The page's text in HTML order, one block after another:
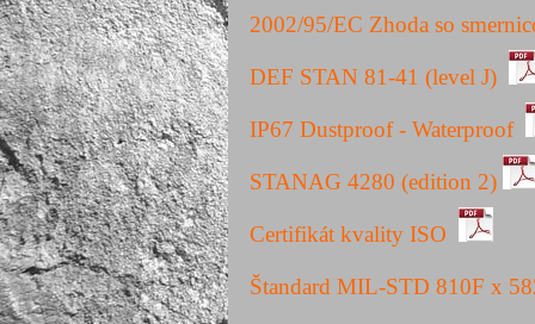
2002/95/EC Zhoda so
DEF STAN 81-41 (level J)
IP67 Dustproof - Waterproof
STANAG 4280 (edition 2)
Certifikát kvality ISO
Štandard MIL-STD 810F x